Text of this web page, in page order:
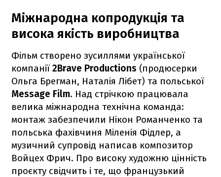
Міжнародна копродукція та
висока якість виробництва
Фільм створено зусиллями української
компанії 2Brave Productions (продюсерки
Ольга Брегман, Наталія Лібет) та польської
Message Film. Над стрічкою працювала
велика міжнародна технічна команда:
монтаж забезпечили Нікон Романченко та
польська фахівчиня Міленія Фідлер, а
музичний супровід написав композитор
Войцех Фрич. Про високу художню цінність
проєкту свідчить і те, що французький